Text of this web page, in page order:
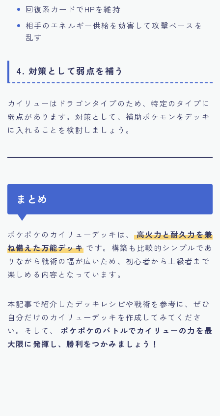
回復系カードでHPを維持
相手のエネルギー供給を妨害して攻撃ペースを
乱す
4. 対策として弱点を補う
カイリューはドラゴンタイプのため、特定のタイプに
弱点があります。対策として、補助ポケモンをデッキ
に入れることを検討しましょう。
まとめ
ポケポケのカイリューデッキは、
高火力と耐久力を兼
ね備えた万能デッキです。構築も比較的シンプルであ
りながら戦術の幅が広いため、初心者から上級者まで
楽しめる内容となっています。
本記事で紹介したデッキレシピや戦術を参考に、ぜひ
自分だけのカイリューデッキを作成してみてくださ
い。そして、 ポケポケのバトルでカイリューの力を最
大限に発揮し、勝利をつかみましょう！